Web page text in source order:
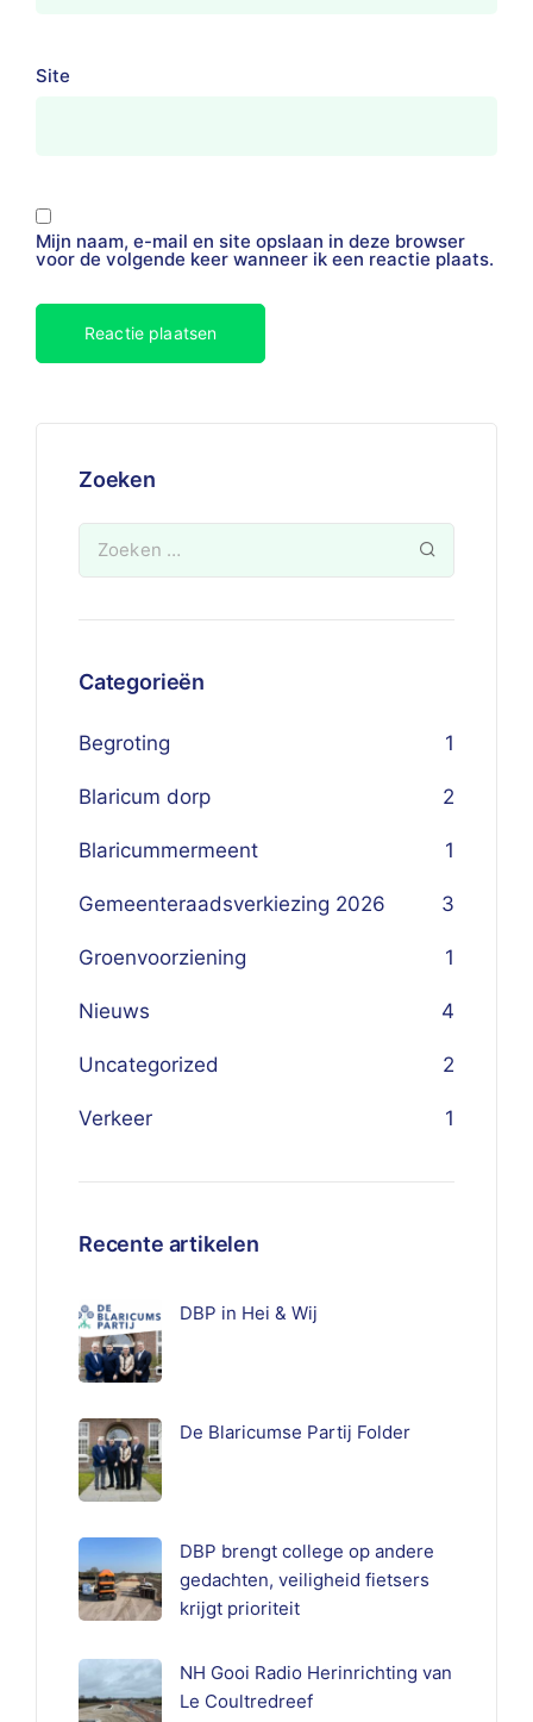
Site
Mijn naam, e-mail en site opslaan in deze browser
voor de volgende keer wanneer ik een reactie plaats.
Zoeken
Categorieën
Begroting 1
Blaricum dorp 2
Blaricummermeent 1
Gemeenteraadsverkiezing 2026 3
Groenvoorziening 1
Nieuws 4
Uncategorized 2
Verkeer 1
Recente artikelen
DBP in Hei & Wij
De Blaricumse Partij Folder
DBP brengt college op andere
gedachten, veiligheid fietsers
krijgt prioriteit
NH Gooi Radio Herinrichting van
Le Coultredreef